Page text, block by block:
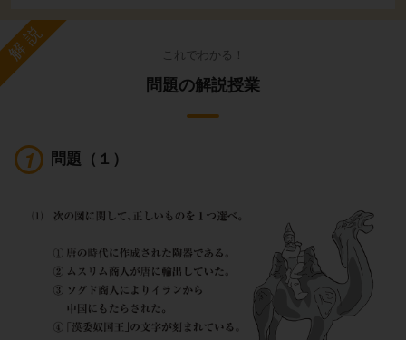
解説 これでわかる！
問題の解説授業
問題（１）